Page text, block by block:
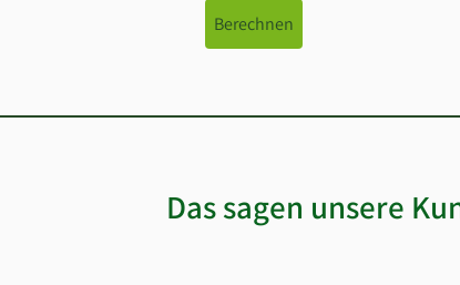
Berechnen
Das sagen unsere